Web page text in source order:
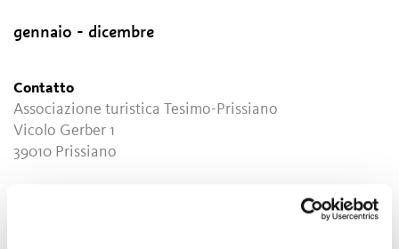
gennaio - dicembre
Contatto
Associazione turistica Tesimo-Prissiano
Vicolo Gerber 1
39010 Prissiano